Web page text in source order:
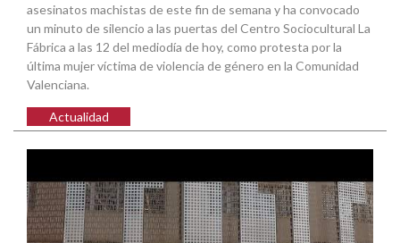
asesinatos machistas de este fin de semana y ha convocado
un minuto de silencio a las puertas del Centro Sociocultural La
Fábrica a las 12 del mediodía de hoy, como protesta por la
última mujer víctima de violencia de género en la Comunidad
Valenciana.
Actualidad